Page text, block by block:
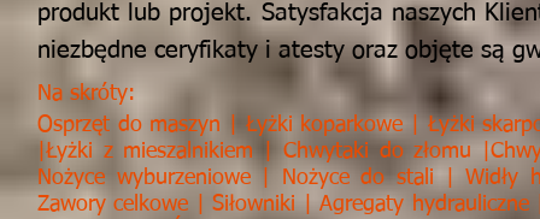
produkt lub projekt. Satysfakcja naszych
niezbędne ceryfikaty i atesty oraz objęte są
Na skróty:
Osprzęt do maszyn | Łyżki koparkowe | Łyżki
|Łyżki z mieszalnikiem | Chwytaki do złomu
Nożyce wyburzeniowe | Nożyce do stali | Widły
Zawory celkowe | Siłowniki | Agregaty